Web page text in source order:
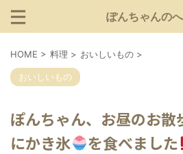
ぽんちゃんの
HOME > 料理 > おいしいもの >
おいしいもの
ぽんちゃん、お昼のお散
にかき氷
を食べました